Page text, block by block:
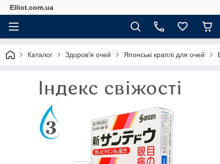
Elliot.com.ua
Каталог Здоров'я очей Японські краплі для очей